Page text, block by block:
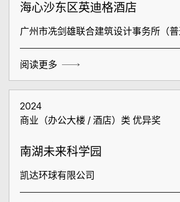
海心沙东区英迪格酒店
广州市冼剑雄联合建筑设计事务所（普
阅读更多
2024
商业（办公大楼 / 酒店）类 优异奖
南湖未来科学园
凯达环球有限公司